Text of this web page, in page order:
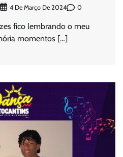
4 De Março De 2024 0
fico lembrando o meu
momentos […]